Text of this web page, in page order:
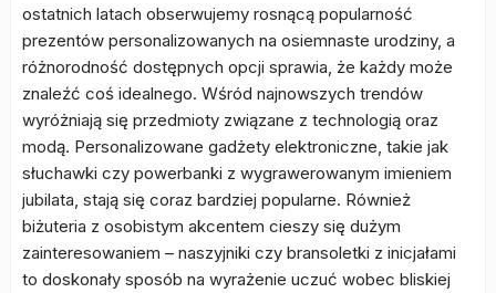
ostatnich latach obserwujemy rosnącą popularność
prezentów personalizowanych na osiemnaste urodziny, a
różnorodność dostępnych opcji sprawia, że każdy może
znaleźć coś idealnego. Wśród najnowszych trendów
wyróżniają się przedmioty związane z technologią oraz
modą. Personalizowane gadżety elektroniczne, takie jak
słuchawki czy powerbanki z wygrawerowanym imieniem
jubilata, stają się coraz bardziej popularne. Również
biżuteria z osobistym akcentem cieszy się dużym
zainteresowaniem – naszyjniki czy bransoletki z inicjałami
to doskonały sposób na wyrażenie uczuć wobec bliskiej